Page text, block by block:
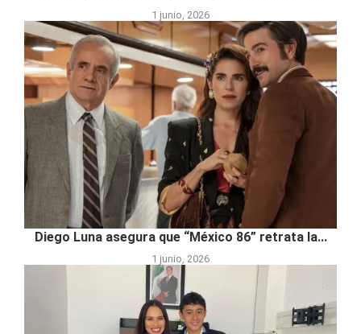
1 junio, 2026
Diego Luna asegura que “México 86” retrata la...
1 junio, 2026